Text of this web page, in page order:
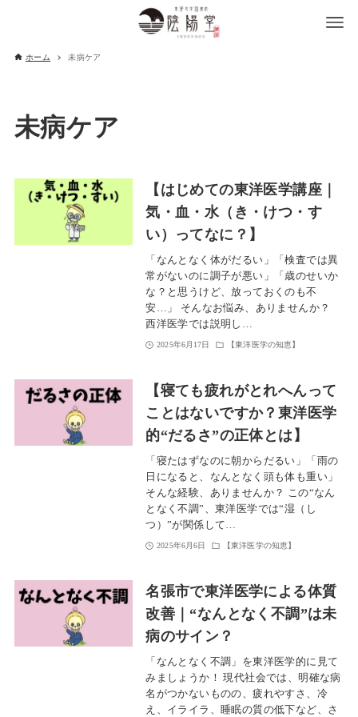
ホーム 未病ケア
未病ケア
【はじめての東洋医学講座｜
気・血・水（き・けつ・す
い）ってなに？】
「なんとなく体がだるい」「検査では異
常がないのに調子が悪い」「歳のせいか
な？と思うけど、放っておくのも不
安…」 そんなお悩み、ありませんか？
西洋医学では説明し…
2025年6月17日 【東洋医学の知恵】
【寝ても疲れがとれへんって
ことはないですか？東洋医学
的“だるさ”の正体とは】
「寝たはずなのに朝からだるい」「雨の
日になると、なんとなく頭も体も重い」
そんな経験、ありませんか？ この“なん
となく不調”、東洋医学では“湿（し
つ）”が関係して…
2025年6月6日 【東洋医学の知恵】
名張市で東洋医学による体質
改善｜“なんとなく不調”は未
病のサイン？
「なんとなく不調」を東洋医学的に見て
みましょうか！ 現代社会では、明確な病
名がつかないものの、疲れやすさ、冷
え、イライラ、睡眠の質の低下など、さ